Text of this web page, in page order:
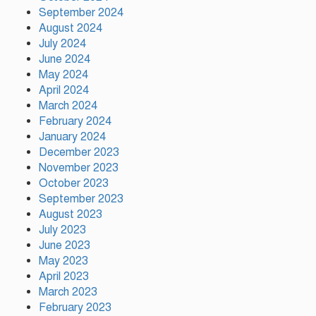
গ্রেপ্তার
September 2024
August 2024
July 2024
June 2024
May 2024
April 2024
March 2024
February 2024
January 2024
December 2023
November 2023
October 2023
September 2023
August 2023
July 2023
June 2023
May 2023
April 2023
March 2023
February 2023